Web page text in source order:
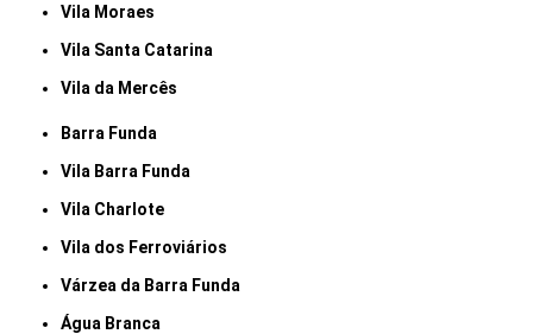
Vila Moraes
Vila Santa Catarina
Vila da Mercês
Barra Funda
Vila Barra Funda
Vila Charlote
Vila dos Ferroviários
Várzea da Barra Funda
Água Branca